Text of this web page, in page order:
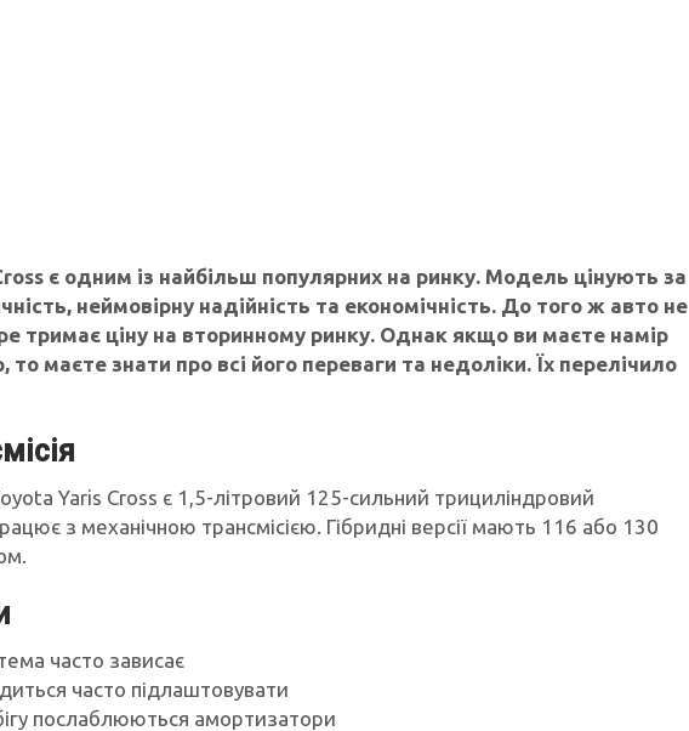
є одним із найбільш популярних на ринку. Модель цінують за
неймовірну надійність та економічність. До того ж авто не
тримає ціну на вторинному ринку. Однак якщо ви маєте намір
маєте знати про всі його переваги та недоліки. Їх перелічило
Yaris Cross є 1,5-літровий 125-сильний трициліндровий
з механічною трансмісією. Гібридні версії мають 116 або 130
часто зависає
часто підлаштовувати
послаблюються амортизатори